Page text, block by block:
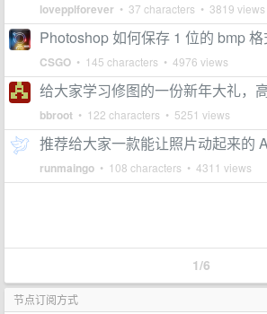
lovepplforever • 37 characters • 3819 views
Photoshop 如何保存 1 位的 bmp 格
CSGO • 145 characters • 4976 views
给大家学习修图的一份新年大礼，
bbroot • 122 characters • 5251 views
推荐给大家一款能让照片动起来的
runmaingo • 108 characters • 4311 views
1/6
节点订阅方式